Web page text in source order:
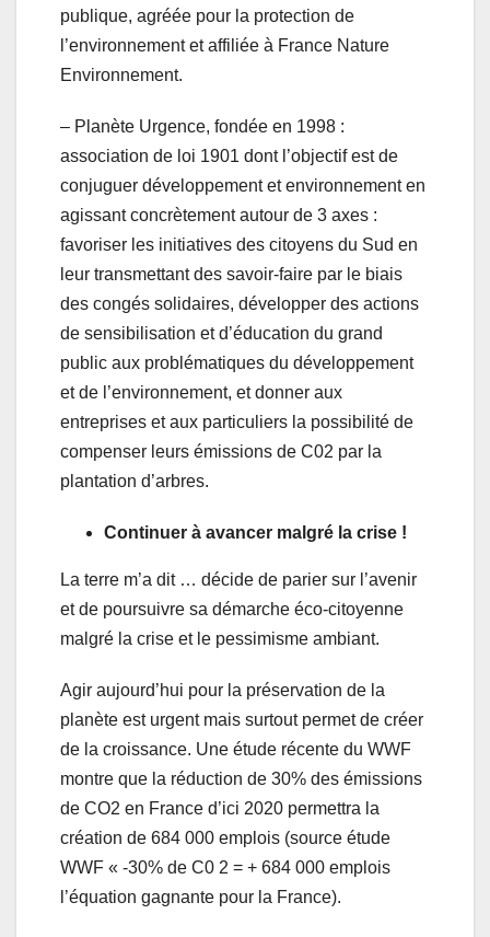
publique, agréée pour la protection de
l’environnement et affiliée à France Nature
Environnement.
– Planète Urgence, fondée en 1998 :
association de loi 1901 dont l’objectif est de
conjuguer développement et environnement en
agissant concrètement autour de 3 axes :
favoriser les initiatives des citoyens du Sud en
leur transmettant des savoir-faire par le biais
des congés solidaires, développer des actions
de sensibilisation et d’éducation du grand
public aux problématiques du développement
et de l’environnement, et donner aux
entreprises et aux particuliers la possibilité de
compenser leurs émissions de C02 par la
plantation d’arbres.
Continuer à avancer malgré la crise !
La terre m’a dit … décide de parier sur l’avenir
et de poursuivre sa démarche éco-citoyenne
malgré la crise et le pessimisme ambiant.
Agir aujourd’hui pour la préservation de la
planète est urgent mais surtout permet de créer
de la croissance. Une étude récente du WWF
montre que la réduction de 30% des émissions
de CO2 en France d’ici 2020 permettra la
création de 684 000 emplois (source étude
WWF « -30% de C0 2 = + 684 000 emplois
l’équation gagnante pour la France).